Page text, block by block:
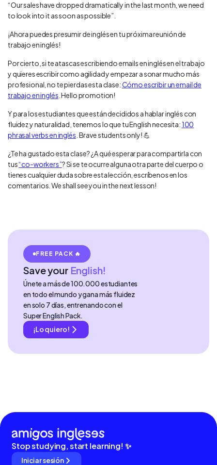
“Our sales have dropped dramatically in the last month, we need
to look into it as soon as possible”.
¡Ahora puedes presumir de inglés en tu próxima reunión de
trabajo en inglés!
Por cierto, si te atascas escribiendo emails en inglés en el trabajo
y quieres escribir como agilidad y empezar a sonar mucho más
profesional, no te pierdas esta clase:Cómo escribir un email de
trabajo en inglés . Hello promotion!
Y para los estudiantes que están decididos a hablar inglés con
fluidez y naturalidad, tenemos lo que tu English necesita:100
phrasal verbs en inglés . Brave students only! 💪
¿Te ha gustado esta clase? ¿A qué esperar para compartirla con
tus“co-workers”? Si se te ocurre alguna otra parte del cuerpo o
tienes cualquier duda sobre esta lección, escríbenos en los
comentarios. We shall see you in the next lesson!
FREE PACK 🔥
Save your English!
Únete a más de 100.000 estudiantes
en todo el mundo y gana más fluidez
en solo 7 días, entrenando con el
Super English Pack.
¡Lo quiero!
Stop studying, start learning! ✨
Iniciar sesión